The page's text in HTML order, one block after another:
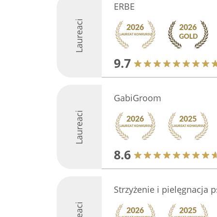
Laureaci
ERBE
9.7
Laureaci
GabiGroom
8.6
Strzyżenie i pielęgnacja